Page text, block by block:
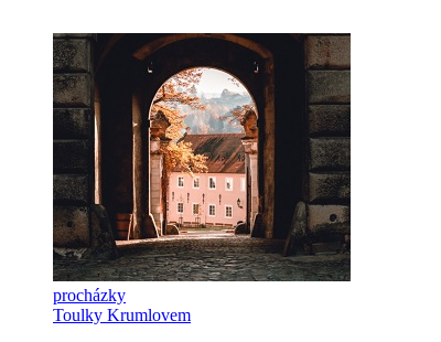
procházky
Toulky Krumlovem